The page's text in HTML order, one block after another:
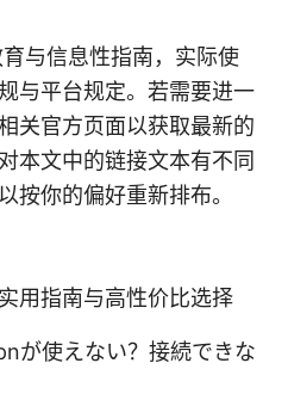
与信息性指南，实际使
与平台规定。若需要进一
关官方页面以获取最新的
本文中的链接文本有不同
按你的偏好重新排布。
用指南与高性价比选择
が使えない？接続できな